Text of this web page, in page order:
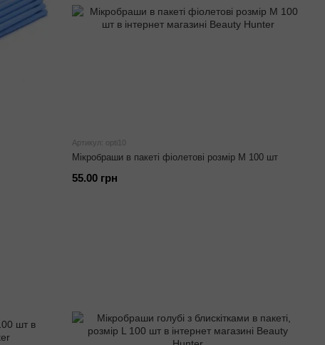
Артикул: opti10
Мікробраши в пакеті фіолетові розмір M 100 шт
55.00 грн